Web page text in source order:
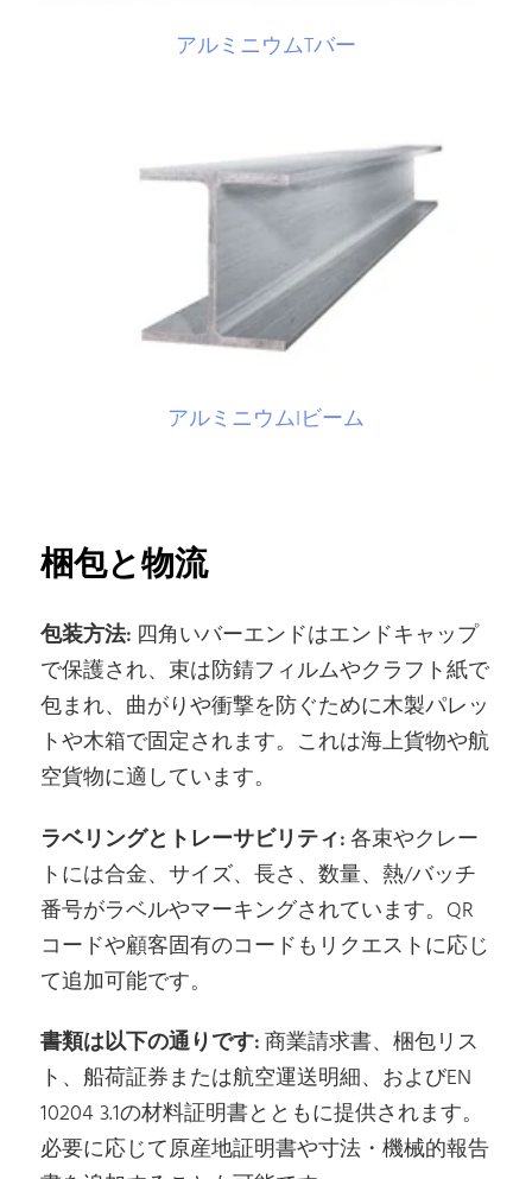
アルミニウムTバー
アルミニウムIビーム
梱包と物流
包装方法: 四角いバーエンドはエンドキャップ
で保護され、束は防錆フィルムやクラフト紙で
包まれ、曲がりや衝撃を防ぐために木製パレッ
トや木箱で固定されます。これは海上貨物や航
空貨物に適しています。
ラベリングとトレーサビリティ:各束やクレー
トには合金、サイズ、長さ、数量、熱/バッチ
番号がラベルやマーキングされています。QR
コードや顧客固有のコードもリクエストに応じ
て追加可能です。
書類は以下の通りです:商業請求書、梱包リス
ト、船荷証券または航空運送明細、およびEN
10204 3.1の材料証明書とともに提供されます。
必要に応じて原産地証明書や寸法・機械的報告